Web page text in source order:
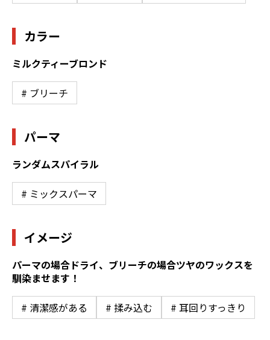
カラー
ミルクティーブロンド
# ブリーチ
パーマ
ランダムスパイラル
# ミックスパーマ
イメージ
パーマの場合ドライ、ブリーチの場合ツヤのワックスを
馴染ませます！
# 清潔感がある # 揉み込む # 耳回りすっきり